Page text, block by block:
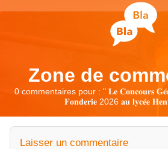
Zone de
0 commentaires pour : "𝐋𝐞 𝐂𝐨𝐧𝐜𝐨𝐮𝐫𝐬
𝐅𝐨𝐧𝐝𝐞𝐫𝐢𝐞 2026 𝐚𝐮 𝐥𝐲𝐜𝐞́𝐞
Laisser un commentaire